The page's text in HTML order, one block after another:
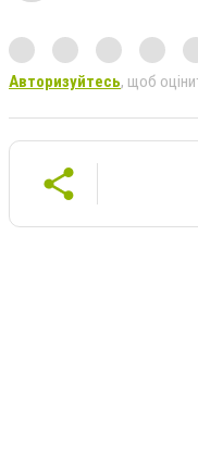
Авторизуйтесь, щоб